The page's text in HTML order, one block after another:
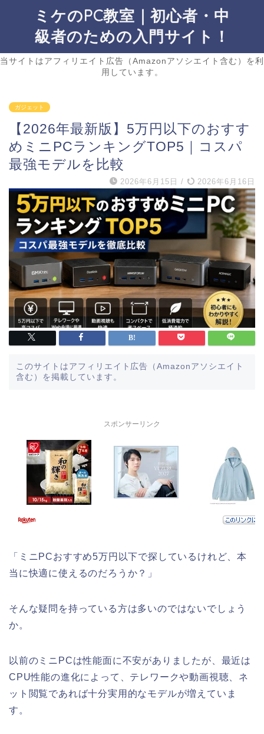
ミケのPC教室｜初心者・中
級者のための入門サイト！
当サイトはアフィリエイト広告（Amazonアソシエイト含む）を利
用しています。
ガジェット
【2026年最新版】5万円以下のおすす
めミニPCランキングTOP5｜コスパ
最強モデルを比較
2026年6月15日 / 2026年6月16日
このサイトはアフィリエイト広告（Amazonアソシエイト
含む）を掲載しています。
スポンサーリンク
「ミニPCおすすめ5万円以下で探しているけれど、本
当に快適に使えるのだろうか？」
そんな疑問を持っている方は多いのではないでしょう
か。
以前のミニPCは性能面に不安がありましたが、最近は
CPU性能の進化によって、テレワークや動画視聴、ネ
ット閲覧であれば十分実用的なモデルが増えていま
す。